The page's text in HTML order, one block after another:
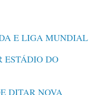
E LIGA MUNDIAL
ESTÁDIO DO
DITAR NOVA